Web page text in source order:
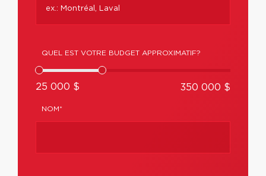
QUEL EST VOTRE BUDGET APPROXIMATIF?
25 000 $ 350 000 $
NOM*